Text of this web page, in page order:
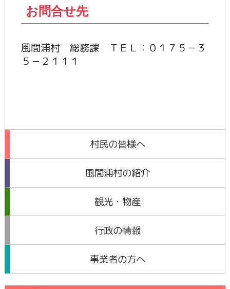
お問合せ先
風間浦村 総務課 ＴＥＬ：０１７５－３
５－２１１１
村民の皆様へ
風間浦村の紹介
観光・物産
行政の情報
事業者の方へ